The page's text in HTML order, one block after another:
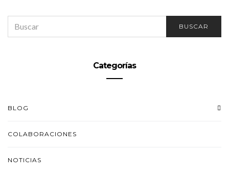
FOR:
BUSCAR
Categorías
BLOG
COLABORACIONES
NOTICIAS